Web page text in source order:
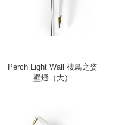
Perch Light Wall 棲鳥之姿
壁燈（大）